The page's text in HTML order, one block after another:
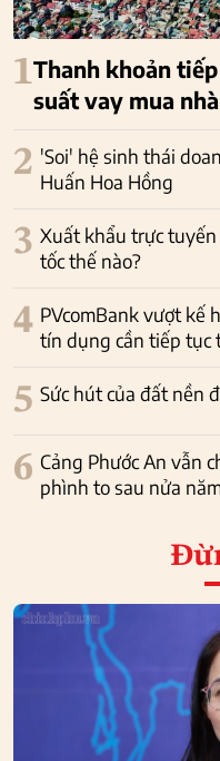
1Thanh khoản
suất vay mua
2 'Soi' hệ sinh thái
Huấn Hoa Hồng
3 Xuất khẩu trực
tốc thế nào?
4 PVcomBank vượt kế
tín dụng cần tiếp tục
5 Sức hút của đất nền
6 Cảng Phước An vẫn
phình to sau nửa